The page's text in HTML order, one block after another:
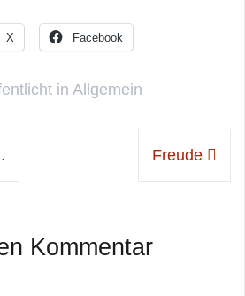
X Facebook
in Allgemein
Freude
Kommentar